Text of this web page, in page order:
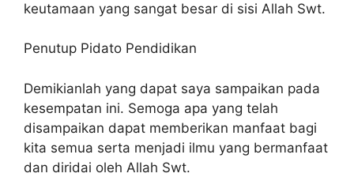
keutamaan yang sangat besar di sisi Allah Swt.
Penutup Pidato Pendidikan
Demikianlah yang dapat saya sampaikan pada
kesempatan ini. Semoga apa yang telah
disampaikan dapat memberikan manfaat bagi
kita semua serta menjadi ilmu yang bermanfaat
dan diridai oleh Allah Swt.